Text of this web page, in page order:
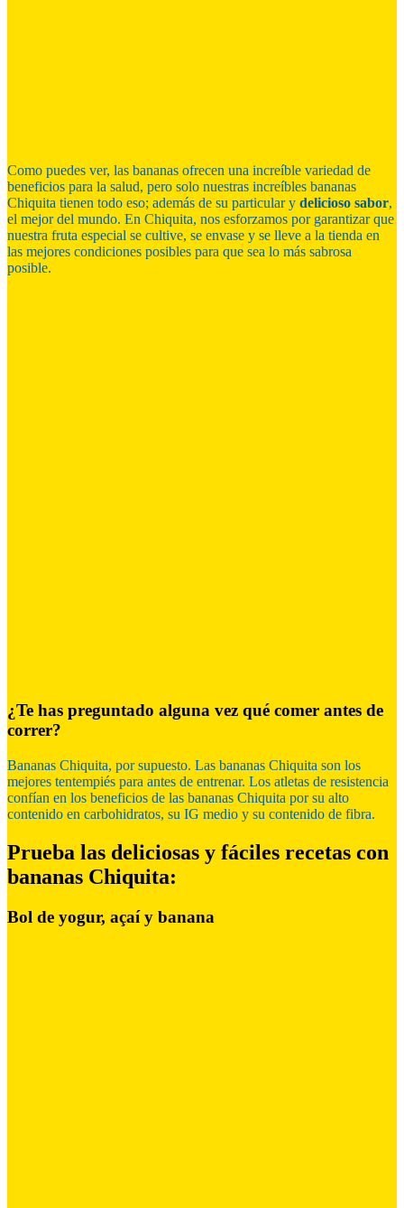
Como puedes ver, las bananas ofrecen una increíble variedad de
beneficios para la salud, pero solo nuestras increíbles bananas
Chiquita tienen todo eso; además de su particular y delicioso sabor,
el mejor del mundo. En Chiquita, nos esforzamos por garantizar que
nuestra fruta especial se cultive, se envase y se lleve a la tienda en
las mejores condiciones posibles para que sea lo más sabrosa
posible.
¿Te has preguntado alguna vez qué comer antes de
correr?
Bananas Chiquita, por supuesto. Las bananas Chiquita son los
mejores tentempiés para antes de entrenar. Los atletas de resistencia
confían en los beneficios de las bananas Chiquita por su alto
contenido en carbohidratos, su IG medio y su contenido de fibra.
Prueba las deliciosas y fáciles recetas con
bananas Chiquita:
Bol de yogur, açaí y banana